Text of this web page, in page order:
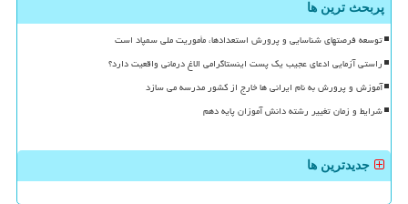
پربحث ترین ها
توسعه فرصتهای شناسایی و پرورش استعدادها، مأموریت ملی سمپاد است
راستی آزمایی ادعای عجیب یک پست اینستاگرامی الاغ درمانی واقعیت دارد؟
آموزش و پرورش به نام ایرانی ها خارج از کشور مدرسه می سازد
شرایط و زمان تغییر رشته دانش آموزان پایه دهم
جدیدترین ها